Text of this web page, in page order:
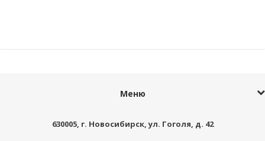
Меню
630005, г. Новосибирск,ул. Гоголя, д. 42